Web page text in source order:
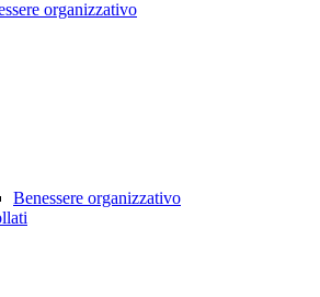
organizzativo
Benessere organizzativo